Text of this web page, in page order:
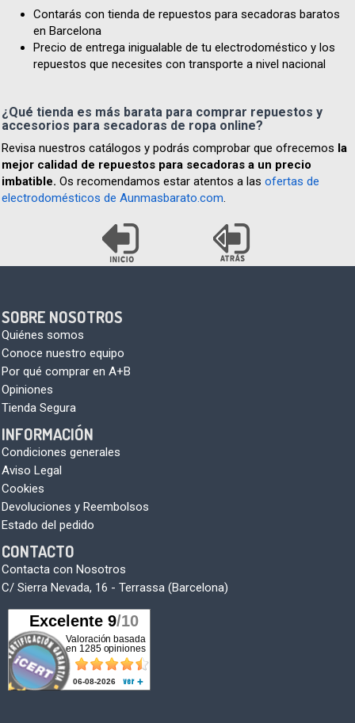
Contarás con tienda de repuestos para secadoras baratos
en Barcelona
Precio de entrega inigualable de tu electrodoméstico y los
repuestos que necesites con transporte a nivel nacional
¿Qué tienda es más barata para comprar repuestos y
accesorios para secadoras de ropa online?
Revisa nuestros catálogos y podrás comprobar que ofrecemos la
mejor calidad de repuestos para secadoras a un precio
imbatible. Os recomendamos estar atentos a las ofertas de
electrodomésticos de Aunmasbarato.com.
SOBRE NOSOTROS
Quiénes somos
Conoce nuestro equipo
Por qué comprar en A+B
Opiniones
Tienda Segura
INFORMACIÓN
Condiciones generales
Aviso Legal
Cookies
Devoluciones y Reembolsos
Estado del pedido
CONTACTO
Contacta con Nosotros
C/ Sierra Nevada, 16 - Terrassa (Barcelona)